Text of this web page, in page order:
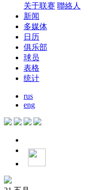
关于联赛 聯絡人
新闻
多媒体
日历
俱乐部
球员
表格
统计
rus
eng